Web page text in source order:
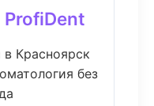
Красноярск
без